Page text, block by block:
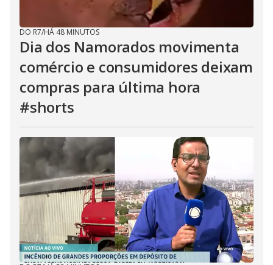
DO R7/HÁ 48 MINUTOS
Dia dos Namorados movimenta
comércio e consumidores deixam
compras para última hora
#shorts